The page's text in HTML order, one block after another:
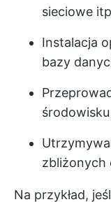
sieciowe
Instalacja
bazy
środowisku
zbliżonych
Na przykład,